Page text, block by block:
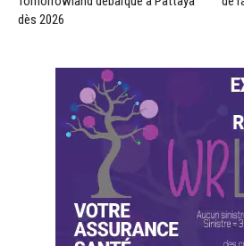
dès 2026